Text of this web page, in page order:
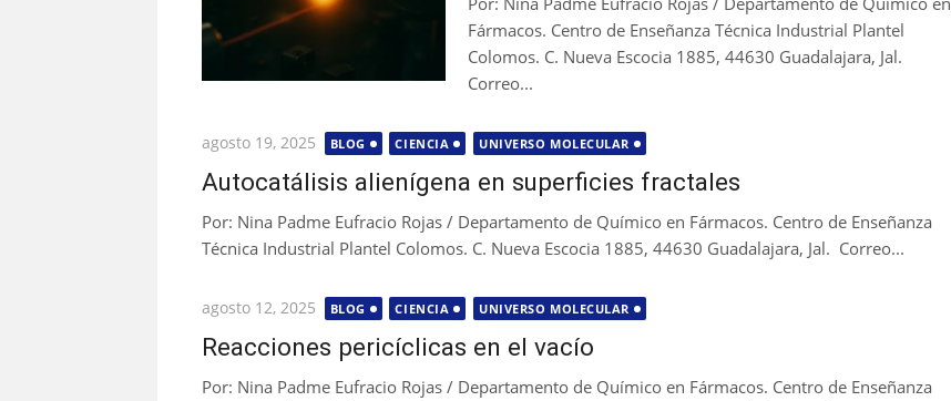
Fármacos. Centro de Enseñanza Técnica Industrial Plantel
Colomos. C. Nueva Escocia 1885, 44630 Guadalajara, Jal.
Correo...
Publicada
agosto 19, 2025 BLOG CIENCIA UNIVERSO MOLECULAR
Autocatálisis alienígena en superficies fractales
Por: Nina Padme Eufracio Rojas / Departamento de Químico en Fármacos. Centro de Enseñanza
Técnica Industrial Plantel Colomos. C. Nueva Escocia 1885, 44630 Guadalajara, Jal. Correo...
Publicada
agosto 12, 2025 BLOG CIENCIA UNIVERSO MOLECULAR
Reacciones pericíclicas en el vacío
Por: Nina Padme Eufracio Rojas / Departamento de Químico en Fármacos. Centro de Enseñanza